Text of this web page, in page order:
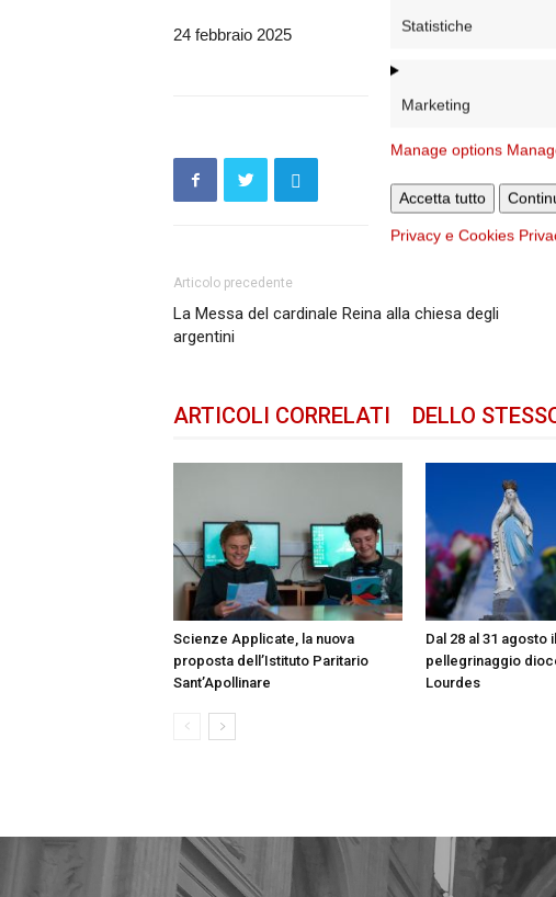
Statistiche
Marketing
Manage options
Accetta tutto
Privacy e Cookies
24 febbraio 2025
Articolo precedente
La Messa del cardinale Reina alla chiesa degli
argentini
ARTICOLI CORRELATI DELLO
Scienze Applicate, la nuova
proposta dell’Istituto Paritario
Sant’Apollinare
Dal 28 al 31 agosto il
pellegrinaggio
Lourdes